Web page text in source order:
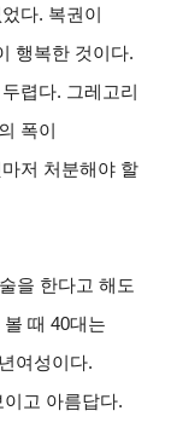
다. 복권이
행복한 것이다.
렵다. 그레고리
폭이
저 처분해야 할
을 한다고 해도
때 40대는
여성이다.
고 아름답다.